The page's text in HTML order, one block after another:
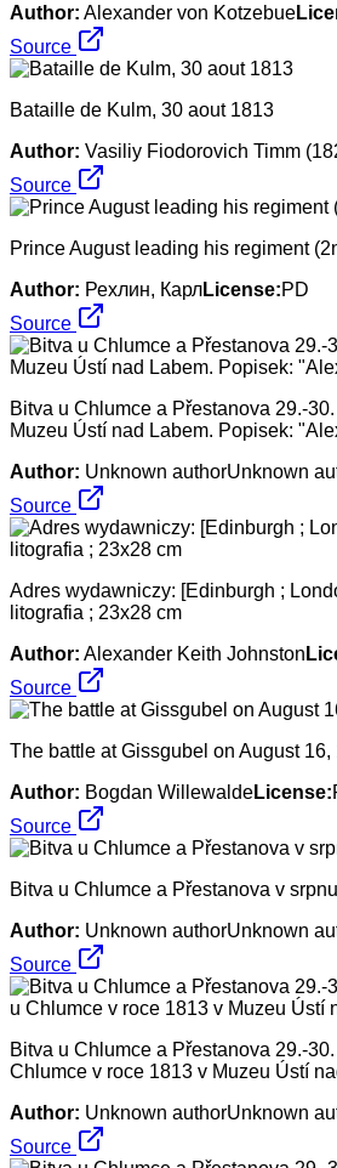
Author: Alexander von Kotzebue
Source
Bataille de Kulm, 30 aout 1813
Author: Vasiliy Fiodorovich Timm
Source
Prince August leading his regiment
Author: Рехлин, КарлLicense:PD
Source
Bitva u Chlumce a Přestanova 29.-
Muzeu Ústí nad Labem. Popisek:
Author: Unknown authorUnknown
Source
Adres wydawniczy: [Edinburgh ;
litografia ; 23x28 cm
Author: Alexander Keith Johnston
Source
The battle at Gissgubel on August
Author: Bogdan WillewaldeLicense:
Source
Bitva u Chlumce a Přestanova v
Author: Unknown authorUnknown
Source
Bitva u Chlumce a Přestanova 29.-
Chlumce v roce 1813 v Muzeu Ústí
Author: Unknown authorUnknown
Source